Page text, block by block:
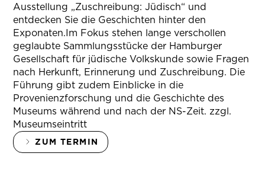
Ausstellung „Zuschreibung: Jüdisch“ und
entdecken Sie die Geschichten hinter den
Exponaten.Im Fokus stehen lange verschollen
geglaubte Sammlungsstücke der Hamburger
Gesellschaft für jüdische Volkskunde sowie Fragen
nach Herkunft, Erinnerung und Zuschreibung. Die
Führung gibt zudem Einblicke in die
Provenienzforschung und die Geschichte des
Museums während und nach der NS-Zeit. zzgl.
Museumseintritt
ZUM TERMIN